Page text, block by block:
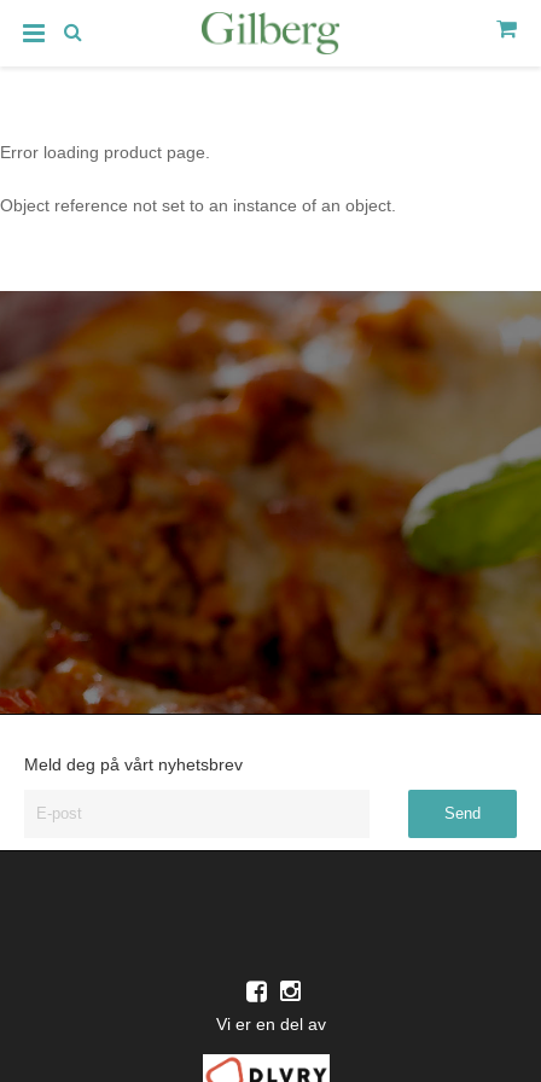
Error loading product page.
Object reference not set to an instance of an object.
Meld deg på vårt nyhetsbrev
Vi er en del av